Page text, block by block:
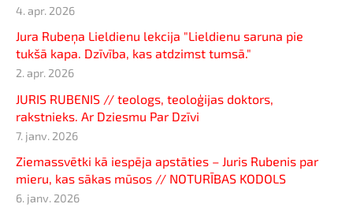
4. apr. 2026
Jura Rubeņa Lieldienu lekcija "Lieldienu saruna pie
tukšā kapa. Dzīvība, kas atdzimst tumsā."
2. apr. 2026
JURIS RUBENIS // teologs, teoloģijas doktors,
rakstnieks. Ar Dziesmu Par Dzīvi
7. janv. 2026
Ziemassvētki kā iespēja apstāties – Juris Rubenis par
mieru, kas sākas mūsos // NOTURĪBAS KODOLS
6. janv. 2026